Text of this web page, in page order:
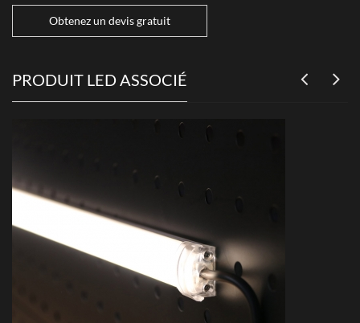
Obtenez un devis gratuit
PRODUIT LED ASSOCIÉ